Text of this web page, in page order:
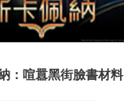
：喧囂黑街臉書材料